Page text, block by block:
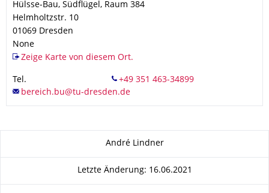
Hülsse-Bau, Südflügel, Raum 384
Helmholtzstr. 10
01069
Dresden
None
Zeige Karte von diesem Ort.
Tel.
André Lindner
Letzte Änderung: 16.06.2021